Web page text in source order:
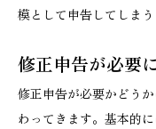
模として申告してしまう
修正申告が必要
修正申告が必要かどう
わってきます。基本的